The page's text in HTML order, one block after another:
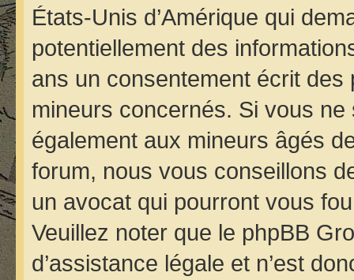
États-Unis d’Amérique qui
potentiellement des
ans un consentement écrit
mineurs concernés. Si vous ne
également aux mineurs âgés
forum, nous vous conseillons
un avocat qui pourront vous
Veuillez noter que le phpBB
d’assistance légale et n’est